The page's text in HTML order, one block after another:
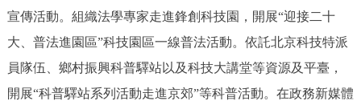
宣傳活動。組織法學專家走進鋒創科技園，開展“迎接二十
大、普法進園區”科技園區一線普法活動。依託北京科技特派
員隊伍、鄉村振興科普驛站以及科技大講堂等資源及平臺，
開展“科普驛站系列活動走進京郊”等科普活動。在政務新媒體